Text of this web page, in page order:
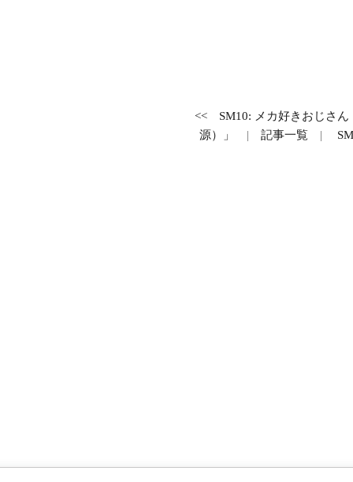
<<
SM10: メカ好きおじさ
源）」
| 記事一覧 |